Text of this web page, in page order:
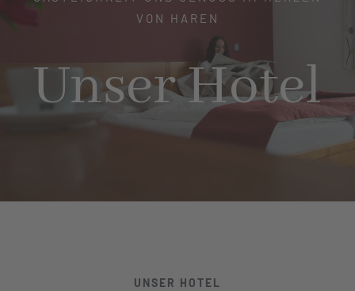
Restaurant
Bierbar Matze
VON HAREN
Unser Hotel
UNSER HOTEL